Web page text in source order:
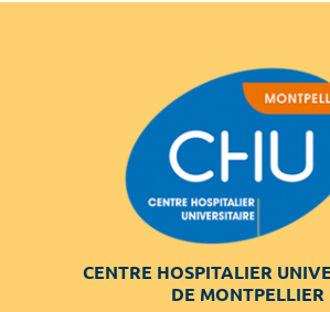
CENTRE HOSPITALIER
DE MONTPELLIER